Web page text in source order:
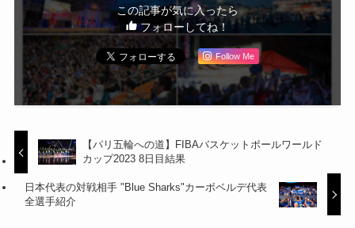
この記事が気に入ったら
フォローしてね！
Follow Me
【パリ五輪への道】FIBAバスケットボールワールド
カップ2023 8日目結果
日本代表の対戦相手 "Blue Sharks"カーボベルデ代表
全選手紹介